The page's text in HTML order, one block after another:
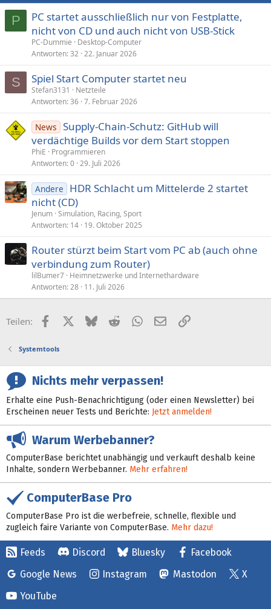
P
PC startet ausschließlich nur von Festplatte,
nicht von CD und auch nicht von USB-Stick
PC-Dummie
Desktop-Computer
Antworten 32 22. Januar 2026
S Spiel Start Computer startet neu
Stefan3131
Netzteile
Antworten 36 7. Februar 2026
News Supply-Chain-Schutz: GitHub will
verdächtige Builds vor dem Start stoppen
PhiE
Programmieren
Antworten 0 29. Juli 2026
Andere
HDR Schlacht um Mittelerde 2 startet
nicht (CD)
Jenum Simulation, Racing, Sport
Antworten 14 19. Oktober 2025
Router stürzt beim Start vom PC ab (auch ohne
verbindung zum Router)
lilBumer7 Heimnetzwerke und Internethardware
Antworten 28 11. Juli 2026
Teilen: FacebookX (Twitter)
BlueskyRedditWhatsApp
E-MailLink
Systemtools
Nichts mehr verpassen!
Erhalte eine Push-Benachrichtigung (oder einen Newsletter) bei
Erscheinen neuer Tests und Berichte: Jetzt anmelden!
Warum Werbebanner?
ComputerBase berichtet unabhängig und verkauft deshalb keine
Inhalte, sondern Werbebanner. Mehr erfahren!
ComputerBase Pro
ComputerBase Pro ist die werbefreie, schnelle, flexible und
zugleich faire Variante von ComputerBase. Mehr dazu!
Feeds Discord Bluesky
Facebook
Google News
Instagram Mastodon
X
YouTube